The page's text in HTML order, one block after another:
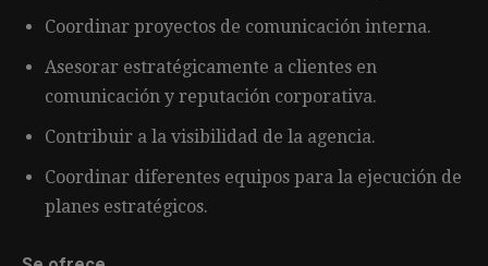
Coordinar proyectos de comunicación interna.
Asesorar estratégicamente a clientes en
comunicación y reputación corporativa.
Contribuir a la visibilidad de la agencia.
Coordinar diferentes equipos para la ejecución de
planes estratégicos.